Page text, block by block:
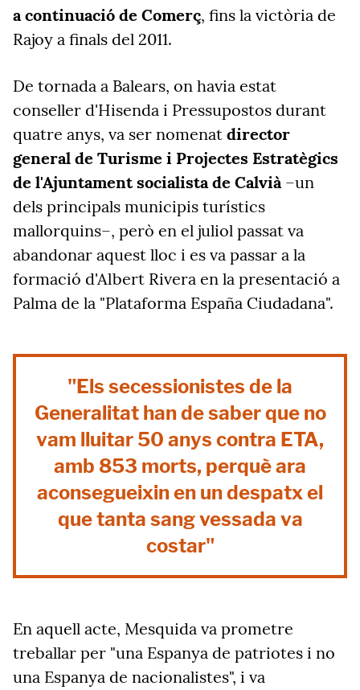
a continuació de Comerç, fins la victòria de
Rajoy a finals del 2011.
De tornada a Balears, on havia estat
conseller d'Hisenda i Pressupostos durant
quatre anys, va ser nomenat director
general de Turisme i Projectes Estratègics
de l'Ajuntament socialista de Calvià–un
dels principals municipis turístics
mallorquins–, però en el juliol passat va
abandonar aquest lloc i es va passar a la
formació d'Albert Rivera en la presentació a
Palma de la "Plataforma España Ciudadana".
"Els secessionistes de la
Generalitat han de saber que no
vam lluitar 50 anys contra ETA,
amb 853 morts, perquè ara
aconsegueixin en un despatx el
que tanta sang vessada va
costar"
En aquell acte, Mesquida va prometre
treballar per "una Espanya de patriotes i no
una Espanya de nacionalistes", i va